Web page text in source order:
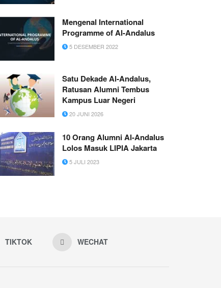
Mengenal International
Programme of Al-Andalus
5 DESEMBER 2022
Satu Dekade Al-Andalus,
Ratusan Alumni Tembus
Kampus Luar Negeri
20 JUNI 2026
10 Orang Alumni Al-Andalus
Lolos Masuk LIPIA Jakarta
5 JULI 2023
TIKTOK WECHAT